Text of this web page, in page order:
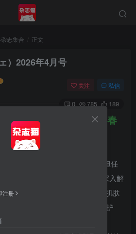
志集合 正文
）2026年4月号
关注 私信
0 785 189
月号 – 日本美容杂志 – 春
肤方案
）2026年4月号是讲谈社
气美容杂志，通常版由 HANA 担任
Skin（无瑕肌）」展开，深入解
大、肤质粗糙及换季敏感等春季肌肤
底妆趋势、美白护理、肌肤稳定护
妆评测，同时附赠 ANESSA、
注册